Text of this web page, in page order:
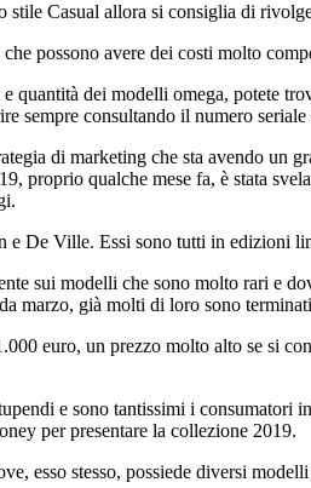
Casual allora si consiglia di
possono avere dei costi molto
dei modelli omega, potete
sempre consultando il numero
di marketing che sta avendo un
proprio qualche mese fa, è stata
e De Ville. Essi sono tutti in edizioni
sui modelli che sono molto rari e
marzo, già molti di loro sono
euro, un prezzo molto alto se si
e sono tantissimi i
per presentare la collezione 2019.
esso stesso, possiede diversi